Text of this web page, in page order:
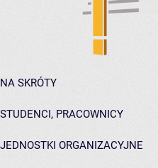
NA SKRÓTY
STUDENCI, PRACOWNICY
JEDNOSTKI ORGANIZACYJNE